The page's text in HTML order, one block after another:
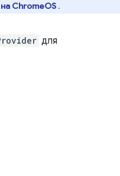
ChromeOS .
для